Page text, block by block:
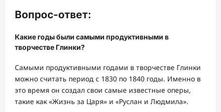
Вопрос-ответ:
Какие годы были самыми продуктивными в
творчестве Глинки?
Самыми продуктивными годами в творчестве Глинки
можно считать период с 1830 по 1840 годы. Именно в
это время он создал свои самые известные оперы,
такие как «Жизнь за Царя» и «Руслан и Людмила».